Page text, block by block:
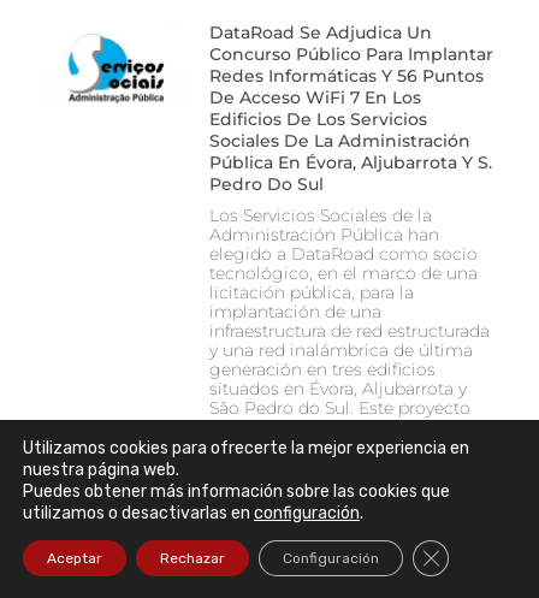
DataRoad Se Adjudica Un
Concurso Público Para Implantar
Redes Informáticas Y 56 Puntos
De Acceso WiFi 7 En Los
Edificios De Los Servicios
Sociales De La Administración
Pública En Évora, Aljubarrota Y S.
Pedro Do Sul
Los Servicios Sociales de la
Administración Pública han
elegido a DataRoad como socio
tecnológico, en el marco de una
licitación pública, para la
implantación de una
infraestructura de red estructurada
y una red inalámbrica de última
generación en tres edificios
situados en Évora, Aljubarrota y
São Pedro do Sul. Este proyecto
refuerza la confianza de las
entidades públicas en la
de DataRoad para llevar a cabo
instalaciones de red seguras,
robustas y preparadas para el
Utilizamos cookies para ofrecerte la mejor experiencia en
nuestra página web.
Puedes obtener más información sobre las cookies que
utilizamos o desactivarlas en configuración.
Aceptar Rechazar Configuración Cerrar el